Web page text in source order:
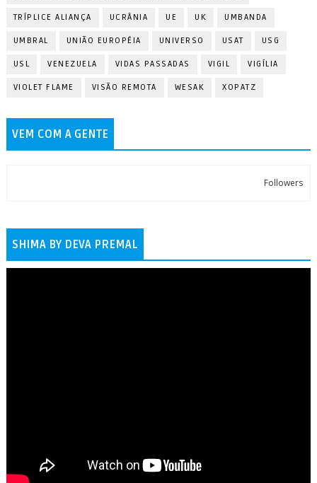
TRÍPLICE ALIANÇA UCRÂNIA UE UK UMBANDA
UMBRAL UNIÃO EUROPÉIA UNIVERSO USAT USG
USL VENEZUELA VIDAS PASSADAS VIGIL VIGÍLIA
VIOLET FLAME VISÃO REMOTA WESAK XOPATZ
VEM COM A GENTE
Followers
SHIMA BY DEVA PREMAL